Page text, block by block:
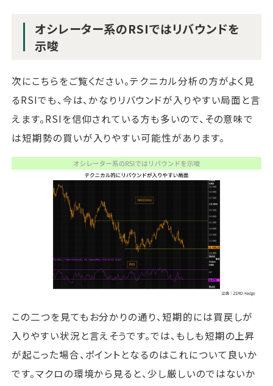
オシレーター系のRSIではリバウンドを
示唆
次にこちらをご覧ください。テクニカル分析の方がよく見
るRSIでも、今は、かなりリバウンドが入りやすい局面と言
えます。RSIを信仰されている方も多いので、その意味で
は短期勢の買いが入りやすい可能性があります。
この二つを見てもお分かりの通り、短期的には買戻しが
入りやすい状況と言えそうです。では、もしも短期の上昇
が起こった場合、ポイントとなるのはこれについて良いか
です。マクロの環境から見ると、少し厳しいのではないか